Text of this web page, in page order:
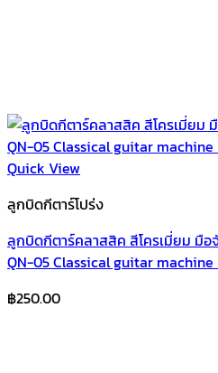
Quick View
ลูกบิดกีตาร์โปร่ง
ลูกบิดกีตาร์คลาสสิค สีโครเมี่ยม มือ
QN-05 Classical guitar machine
฿250.00